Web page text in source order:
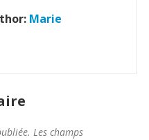
Marie
Les champs